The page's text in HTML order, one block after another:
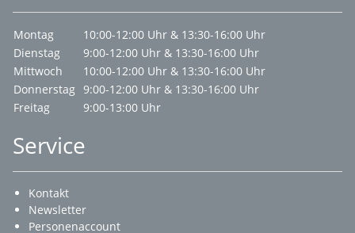
Montag
10:00-12:00 Uhr & 13:30-16:00 Uhr
Dienstag
9:00-12:00 Uhr & 13:30-16:00 Uhr
Mittwoch
10:00-12:00 Uhr & 13:30-16:00 Uhr
Donnerstag 9:00-12:00 Uhr & 13:30-16:00 Uhr
Freitag
9:00-13:00 Uhr
Service
Kontakt
Newsletter
Personenaccount